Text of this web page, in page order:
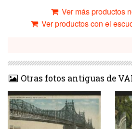
Ver más productos
Ver productos con el
Otras fotos antiguas de